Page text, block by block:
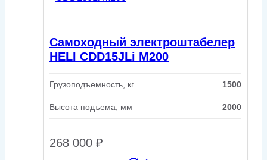
Самоходный электроштабелер
HELI CDD15JLi M200
Грузоподъемность, кг 1500
Высота подъема, мм 2000
268 000 ₽